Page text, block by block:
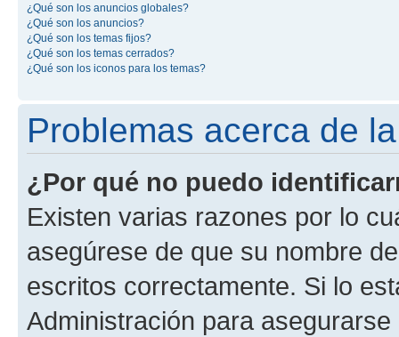
¿Qué son los anuncios globales?
¿Qué son los anuncios?
¿Qué son los temas fijos?
¿Qué son los temas cerrados?
¿Qué son los iconos para los temas?
Problemas acerca de
¿Por qué no puedo
Existen varias razones por lo
asegúrese de que su nombre
escritos correctamente. Si lo
Administración para